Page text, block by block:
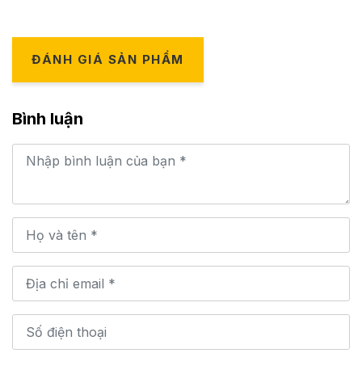
ĐÁNH GIÁ SẢN PHẨM
Bình luận